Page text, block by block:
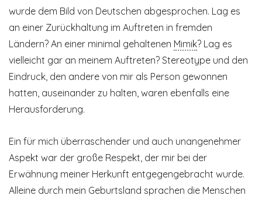
wurde dem Bild von Deutschen abgesprochen. Lag es
an einer Zurückhaltung im Auftreten in fremden
Ländern? An einer minimal gehaltenen Mimik? Lag es
vielleicht gar an meinem Auftreten? Stereotype und den
Eindruck, den andere von mir als Person gewonnen
hatten, auseinander zu halten, waren ebenfalls eine
Herausforderung.
Ein für mich überraschender und auch unangenehmer
Aspekt war der große Respekt, der mir bei der
Erwähnung meiner Herkunft entgegengebracht wurde.
Alleine durch mein Geburtsland sprachen die Menschen